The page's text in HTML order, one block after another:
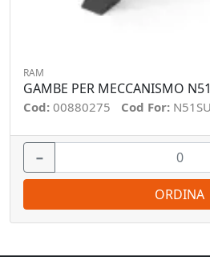
RAM
GAMBE PER MECCANISMO
Cod: 00880275 Cod For: N51SU
−
ORDINA